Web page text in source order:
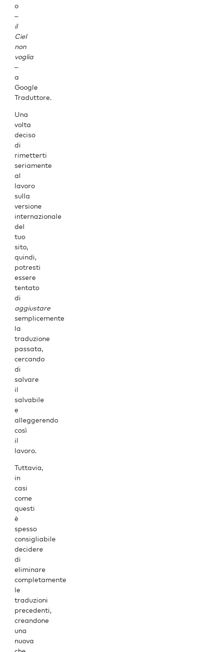
o
–
il
Ciel
non
voglia
–
a
Google
Traduttore.
Una
volta
deciso
di
rimetterti
seriamente
al
lavoro
sulla
versione
internazionale
del
tuo
sito,
quindi,
potresti
essere
tentato
di
aggiustare
semplicemente
la
traduzione
passata,
cercando
di
salvare
il
salvabile
e
alleggerendo
così
il
lavoro.
Tuttavia,
in
casi
come
questi
è
spesso
consigliabile
decidere
di
eliminare
completamente
le
traduzioni
precedenti,
creandone
una
nuova